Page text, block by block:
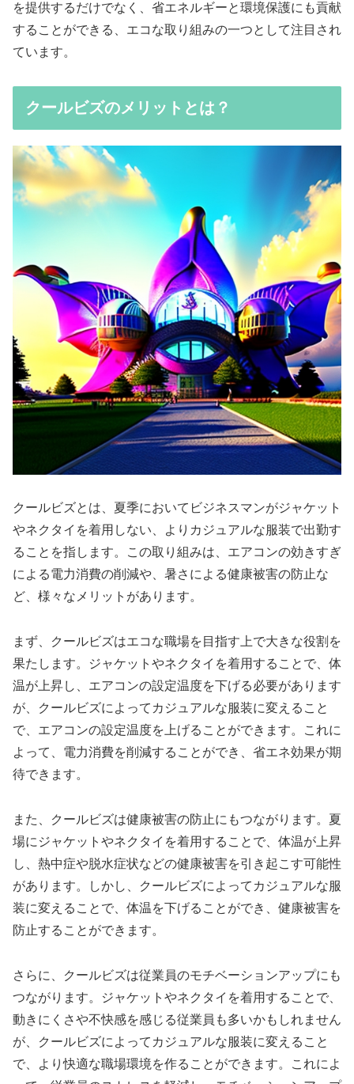
を提供するだけでなく、省エネルギーと環境保護にも貢献
することができる、エコな取り組みの一つとして注目され
ています。
クールビズのメリットとは？
クールビズとは、夏季においてビジネスマンがジャケット
やネクタイを着用しない、よりカジュアルな服装で出勤す
ることを指します。この取り組みは、エアコンの効きすぎ
による電力消費の削減や、暑さによる健康被害の防止な
ど、様々なメリットがあります。
まず、クールビズはエコな職場を目指す上で大きな役割を
果たします。ジャケットやネクタイを着用することで、体
温が上昇し、エアコンの設定温度を下げる必要があります
が、クールビズによってカジュアルな服装に変えること
で、エアコンの設定温度を上げることができます。これに
よって、電力消費を削減することができ、省エネ効果が期
待できます。
また、クールビズは健康被害の防止にもつながります。夏
場にジャケットやネクタイを着用することで、体温が上昇
し、熱中症や脱水症状などの健康被害を引き起こす可能性
があります。しかし、クールビズによってカジュアルな服
装に変えることで、体温を下げることができ、健康被害を
防止することができます。
さらに、クールビズは従業員のモチベーションアップにも
つながります。ジャケットやネクタイを着用することで、
動きにくさや不快感を感じる従業員も多いかもしれません
が、クールビズによってカジュアルな服装に変えること
で、より快適な職場環境を作ることができます。これによ